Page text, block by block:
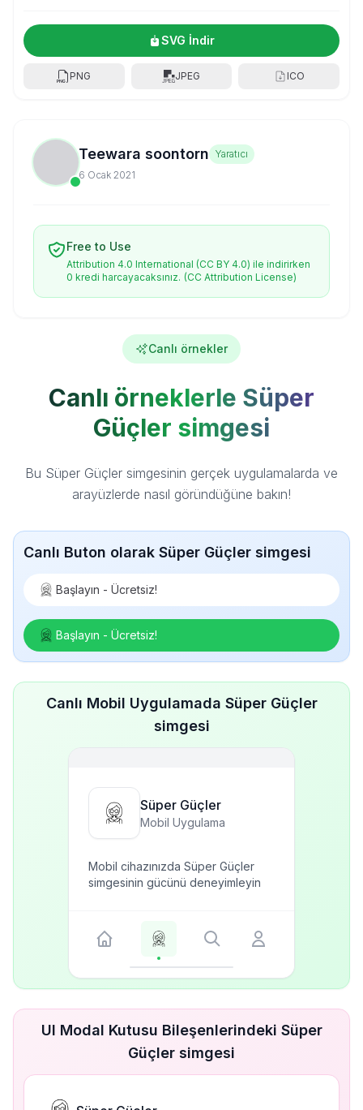
SVG İndir
PNG JPEG ICO
Teewara soontorn Yaratıcı
6 Ocak 2021
Free to Use
Attribution 4.0 International (CC BY 4.0) ile indirirken
0 kredi harcayacaksınız. (CC Attribution License)
Canlı örnekler
Canlı örneklerle Süper
Güçler simgesi
Bu Süper Güçler simgesinin gerçek uygulamalarda ve
arayüzlerde nasıl göründüğüne bakın!
Canlı Buton olarak Süper Güçler simgesi
Başlayın - Ücretsiz!
Başlayın - Ücretsiz!
Canlı Mobil Uygulamada Süper Güçler
simgesi
Süper Güçler
Mobil Uygulama
Mobil cihazınızda Süper Güçler
simgesinin gücünü deneyimleyin
UI Modal Kutusu Bileşenlerindeki Süper
Güçler simgesi